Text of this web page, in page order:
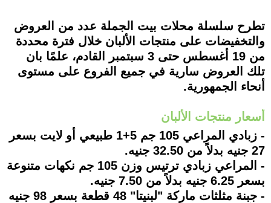
تطرح سلسلة محلات بيت الجملة عدد من العروض
والتخفيضات على منتجات الألبان خلال فترة محددة
من 19 أغسطس حتى 3 سبتمبر القادم، علمًا بان
تلك العروض سارية في جميع الفروع على مستوى
أنحاء الجمهورية.
أسعار منتجات الألبان
- زبادي المراعي 105 جم 5+1 طبيعي أو لايت بسعر
27 جنيه بدلاً من 32.50 جنيه.
- المراعي زبادي ترتيس وزن 105 جم نكهات متنوعة
بسعر 6.25 جنيه بدلاً من 7.50 جنيه.
- جبنة مثلثات ماركة "لبنيتا" 48 قطعة بسعر 98 جنيه